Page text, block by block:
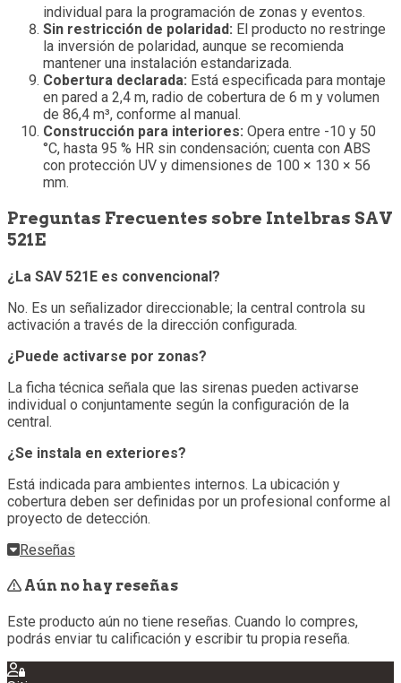
individual para la programación de zonas y eventos.
Sin restricción de polaridad: El producto no restringe
la inversión de polaridad, aunque se recomienda
mantener una instalación estandarizada.
Cobertura declarada: Está especificada para montaje
en pared a 2,4 m, radio de cobertura de 6 m y volumen
de 86,4 m³, conforme al manual.
Construcción para interiores: Opera entre -10 y 50
°C, hasta 95 % HR sin condensación; cuenta con ABS
con protección UV y dimensiones de 100 × 130 × 56
mm.
Preguntas Frecuentes sobre Intelbras SAV
521E
¿La SAV 521E es convencional?
No. Es un señalizador direccionable; la central controla su
activación a través de la dirección configurada.
¿Puede activarse por zonas?
La ficha técnica señala que las sirenas pueden activarse
individual o conjuntamente según la configuración de la
central.
¿Se instala en exteriores?
Está indicada para ambientes internos. La ubicación y
cobertura deben ser definidas por un profesional conforme al
proyecto de detección.
Reseñas
Aún no hay reseñas
Este producto aún no tiene reseñas. Cuando lo compres,
podrás enviar tu calificación y escribir tu propia reseña.